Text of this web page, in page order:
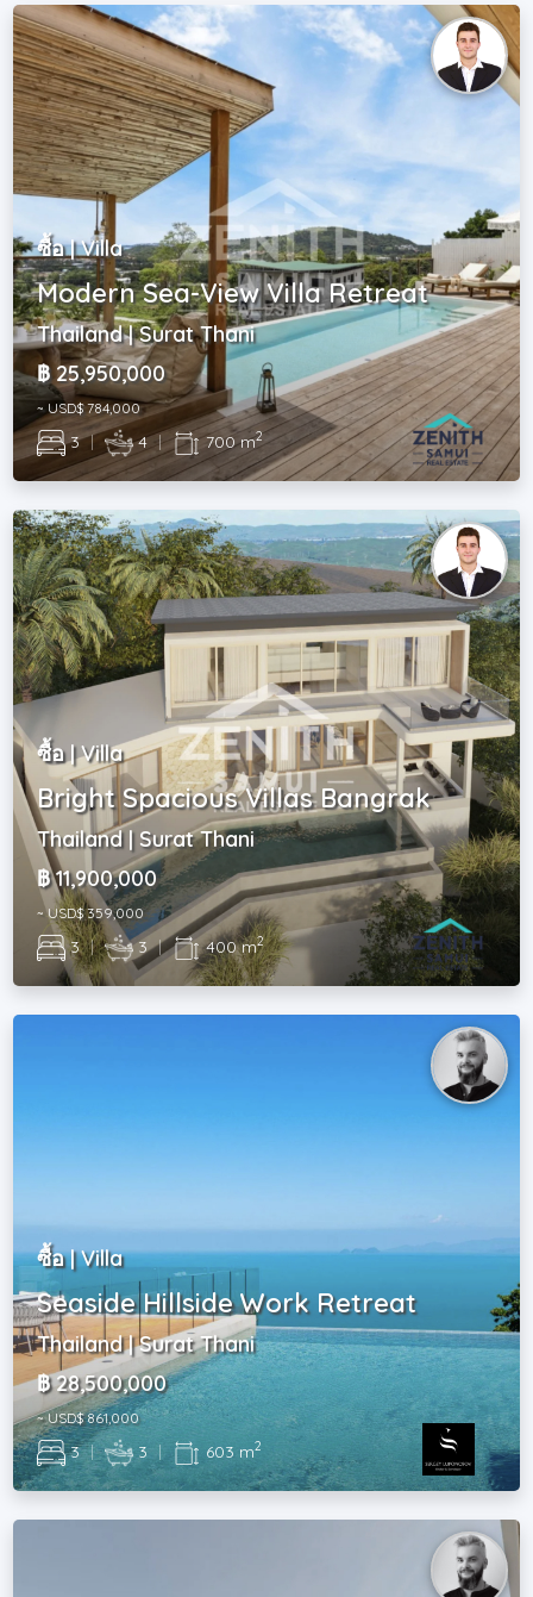
ซื้อ | Villa
Modern Sea-View Villa Retreat
Thailand | Surat Thani
฿ 25,950,000
~ USD$ 784,000
3 | 4 | 700 m2
ซื้อ | Villa
Bright Spacious Villas Bangrak
Thailand | Surat Thani
฿ 11,900,000
~ USD$ 359,000
3 | 3 | 400 m2
ซื้อ | Villa
Seaside Hillside Work Retreat
Thailand | Surat Thani
฿ 28,500,000
~ USD$ 861,000
3 | 3 | 603 m2